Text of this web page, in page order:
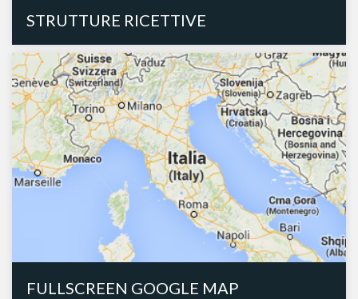
STRUTTURE RICETTIVE
FULLSCREEN GOOGLE MAP